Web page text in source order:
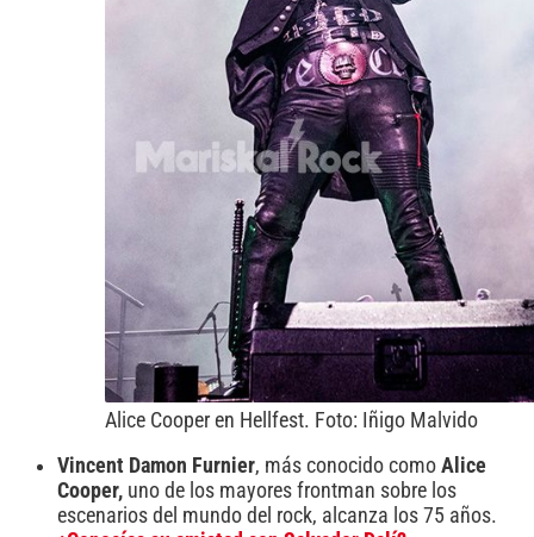
Alice Cooper en Hellfest. Foto: Iñigo Malvido
Vincent Damon Furnier, más conocido como Alice
Cooper, uno de los mayores frontman sobre los
escenarios del mundo del rock, alcanza los 75 años.